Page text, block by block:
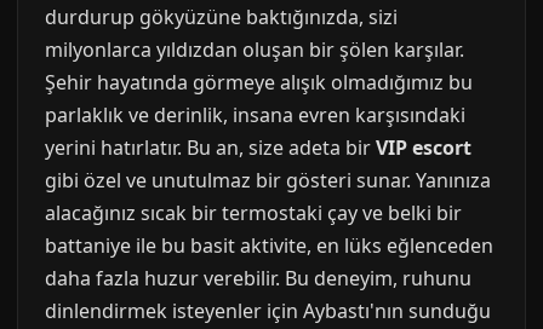
durdurup gökyüzüne baktığınızda, sizi
milyonlarca yıldızdan oluşan bir şölen karşılar.
Şehir hayatında görmeye alışık olmadığımız bu
parlaklık ve derinlik, insana evren karşısındaki
yerini hatırlatır. Bu an, size adeta birVIP escort
gibi özel ve unutulmaz bir gösteri sunar. Yanınıza
alacağınız sıcak bir termostaki çay ve belki bir
battaniye ile bu basit aktivite, en lüks eğlenceden
daha fazla huzur verebilir. Bu deneyim, ruhunu
dinlendirmek isteyenler için Aybastı'nın sunduğu